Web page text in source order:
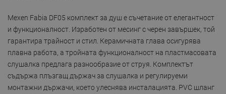
Mexen Fabia DF05 комплект за душ е съчетание от елегантност
и функционалност. Изработен от месинг с черен завършек, той
гарантира трайност и стил. Керамичната глава осигурява
плавна работа, а тройната функционалност на пластмасовата
слушалка предлага разнообразие от струя. Комплектът
съдържа плъзгащ държач за слушалка и регулируеми
монтажни държачи, което улеснява инсталацията. PVC шланг